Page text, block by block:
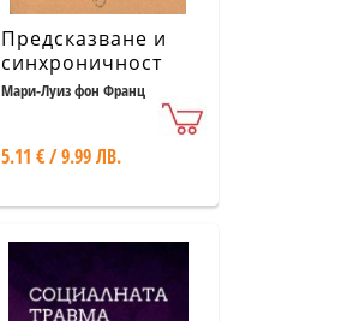
Предсказване и
синхроничност
Мари-Луиз фон Франц
5.11 € / 9.99 ЛВ.